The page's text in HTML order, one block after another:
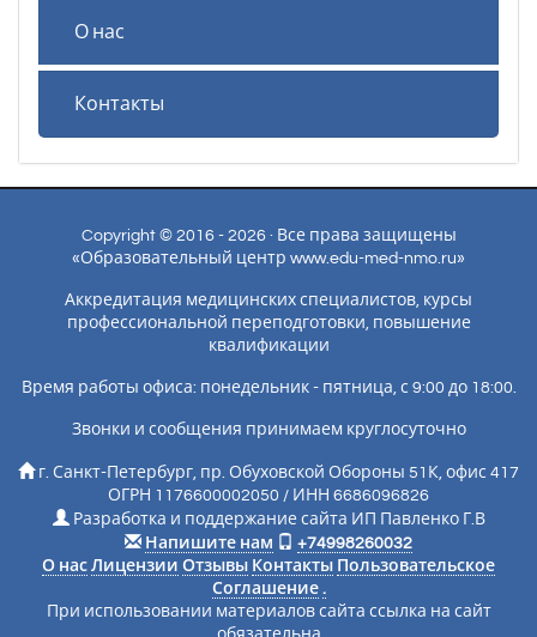
О нас
Контакты
Copyright © 2016 - 2026 · Все права защищены
«Образовательный центр www.edu-med-nmo.ru»
Аккредитация медицинских специалистов, курсы
профессиональной переподготовки, повышение
квалификации
Время работы офиса: понедельник - пятница, с 9:00 до 18:00.
Звонки и сообщения принимаем круглосуточно
г. Санкт-Петербург, пр. Обуховской Обороны 51К, офис 417
ОГРН 1176600002050 / ИНН 6686096826
Разработка и поддержание сайта ИП Павленко Г.В
Напишите нам
+74998260032
О нас Лицензии Отзывы Контакты Пользовательское
Соглашение .
При использовании материалов сайта ссылка на сайт